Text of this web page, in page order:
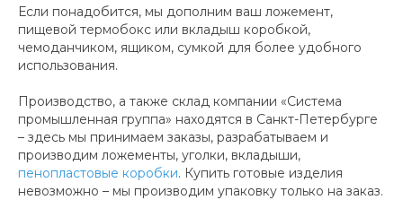
Если понадобится, мы дополним ваш ложемент,
пищевой термобокс или вкладыш коробкой,
чемоданчиком, ящиком, сумкой для более удобного
использования.
Производство, а также склад компании «Система
промышленная группа» находятся в Санкт-Петербурге
– здесь мы принимаем заказы, разрабатываем и
производим ложементы, уголки, вкладыши,
пенопластовые коробки. Купить готовые изделия
невозможно – мы производим упаковку только на заказ.